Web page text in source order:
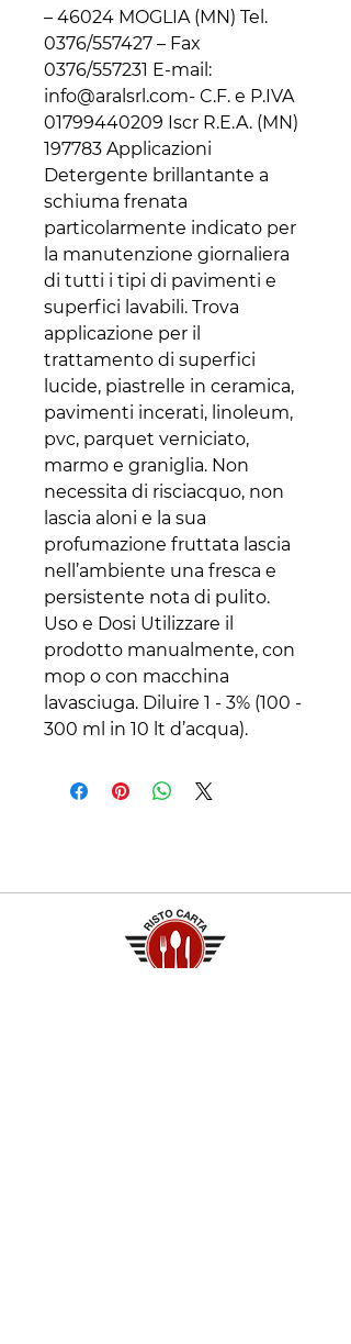
– 46024 MOGLIA (MN) Tel.
0376/557427 – Fax
0376/557231 E-mail:
info@aralsrl.com- C.F. e P.IVA
01799440209 Iscr R.E.A. (MN)
197783 Applicazioni
Detergente brillantante a
schiuma frenata
particolarmente indicato per
la manutenzione giornaliera
di tutti i tipi di pavimenti e
superfici lavabili. Trova
applicazione per il
trattamento di superfici
lucide, piastrelle in ceramica,
pavimenti incerati, linoleum,
pvc, parquet verniciato,
marmo e graniglia. Non
necessita di risciacquo, non
lascia aloni e la sua
profumazione fruttata lascia
nell’ambiente una fresca e
persistente nota di pulito.
Uso e Dosi Utilizzare il
prodotto manualmente, con
mop o con macchina
lavasciuga. Diluire 1 - 3% (100 -
300 ml in 10 lt d’acqua).